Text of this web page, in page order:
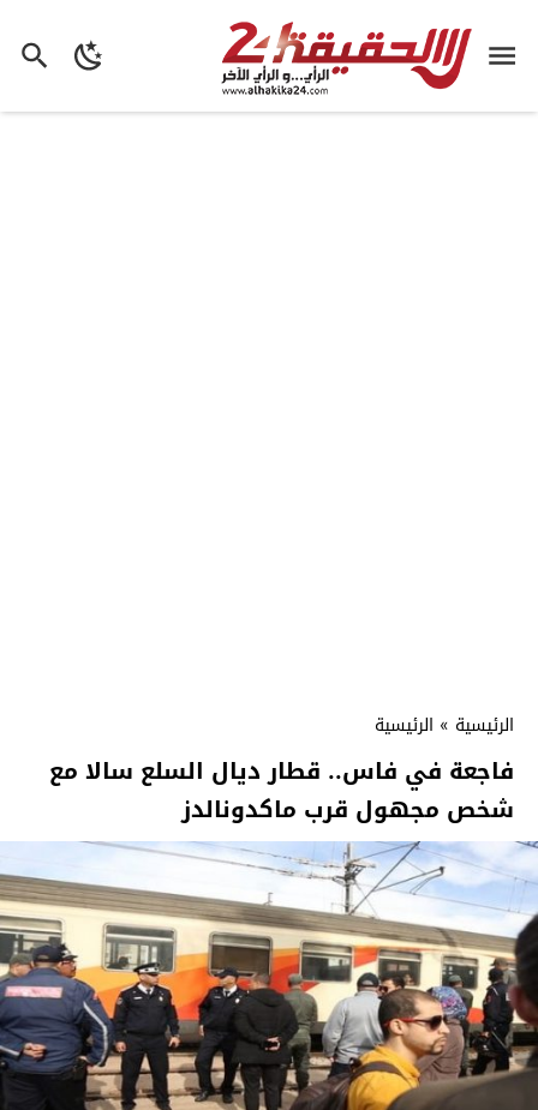
الرئيسية » الرئيسية
فاجعة في فاس.. قطار ديال السلع سالا مع
شخص مجهول قرب ماكدونالدز